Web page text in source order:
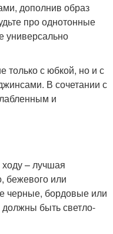
дополнив образ
про однотонные
универсально
только с юбкой, но и с
В сочетании с
и
– лучшая
бежевого или
черные, бордовые или
должны быть светло-